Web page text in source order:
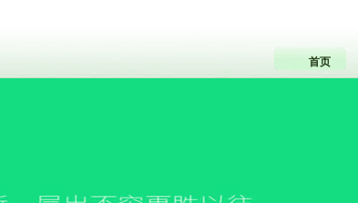
首页